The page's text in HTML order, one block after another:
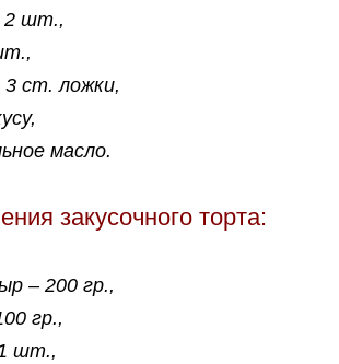
2 шт.,
ст. ложки,
масло.
закусочного торта:
– 200 гр.,
гр.,
шт.,